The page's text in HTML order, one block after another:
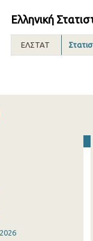
Ελληνική
ΕΛΣΤΑΤ